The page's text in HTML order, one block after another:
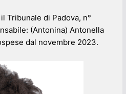
Tribunale di Padova, n°
(Antonina) Antonella
dal novembre 2023.